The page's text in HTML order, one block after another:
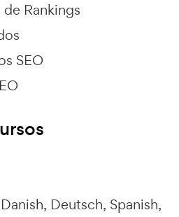
Rankings
SEO
Danish Deutsch Spanish